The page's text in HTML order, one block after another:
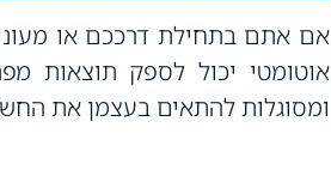
אם אתם בתחילת דרככם או
אוטומטי יכול לספק תוצאות
ומסוגלות להתאים בעצמן את